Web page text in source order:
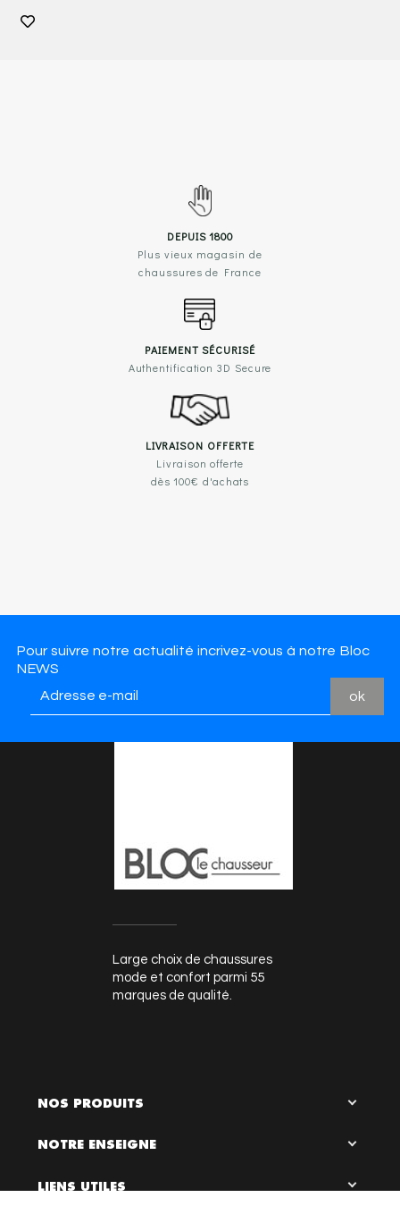
DEPUIS 1800
Plus vieux magasin de
chaussures de France
PAIEMENT SÉCURISÉ
Authentification 3D Secure
LIVRAISON OFFERTE
Livraison offerte
dès 100€ d'achats
Pour suivre notre actualité incrivez-vous à notre Bloc
NEWS
Large choix de chaussures
mode et confort parmi 55
marques de qualité.
NOS PRODUITS
NOTRE ENSEIGNE
LIENS UTILES